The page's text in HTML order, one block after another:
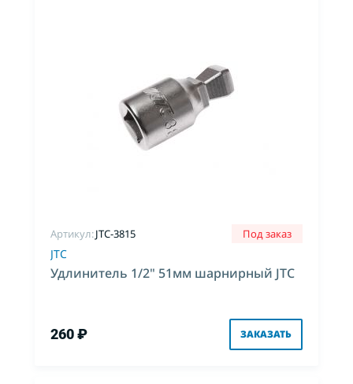
Артикул:JTC-3815 Под заказ
JTC
Удлинитель 1/2" 51мм шарнирный JTC
260 ₽ ЗАКАЗАТЬ